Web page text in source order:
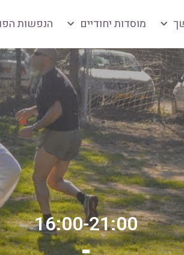
מוסדות יחודיים הנפשות
16:00-21:00